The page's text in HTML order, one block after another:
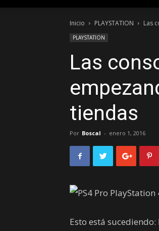
Inicio PLAYSTATION Las
PLAYSTATION
Las
tiendas
Por Boscal - enero 1, 2016
Esto está